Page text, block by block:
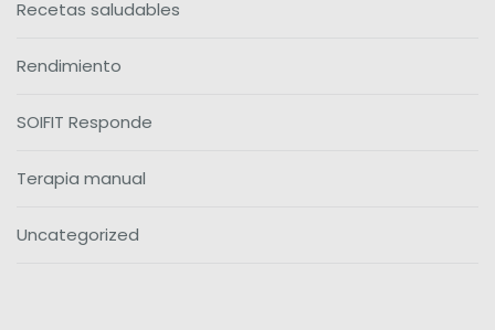
Recetas saludables
Rendimiento
SOIFIT Responde
Terapia manual
Uncategorized